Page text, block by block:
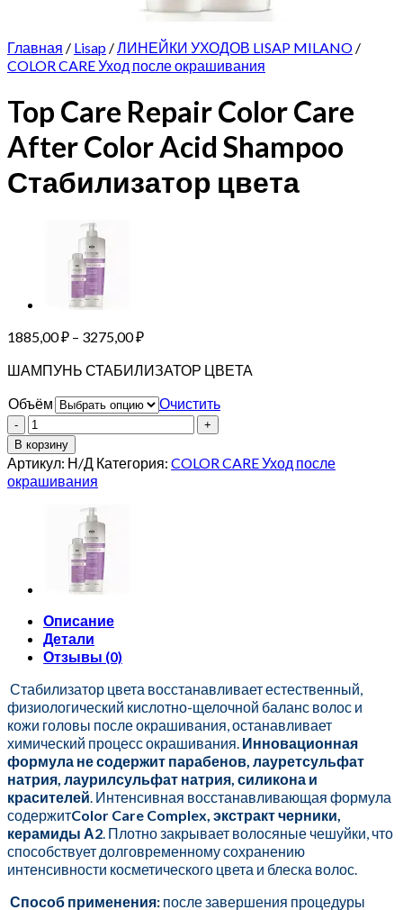
Главная / Lisap /ЛИНЕЙКИ УХОДОВ LISAP MILANO /
COLOR CARE Уход после окрашивания
Top Care Repair Color Care
After Color Acid Shampoo
Стабилизатор цвета
1885,00₽ – 3275,00₽Диапазон
1885,00 ₽
3275,00 ₽
ШАМПУНЬ СТАБИЛИЗАТОР ЦВЕТА
Объём
Очистить
Количество
товара
Top
Care
Repair
Shampoo
Стабилизатор
цвета
В корзину
Артикул: Н/Д Категория: COLOR CARE Уход после
окрашивания
Описание
Детали
Отзывы (0)
Стабилизатор цвета восстанавливает естественный,
физиологический кислотно-щелочной баланс волос и
кожи головы после окрашивания, останавливает
химический процесс окрашивания. Инновационная
формула не содержит парабенов, лауретсульфат
натрия, лаурилсульфат натрия, силикона и
красителей. Интенсивная восстанавливающая формула
содержитColor Care Complex, экстракт черники,
керамиды А2. Плотно закрывает волосяные чешуйки, что
способствует долговременному сохранению
интенсивности косметического цвета и блеска волос.
Способ применения: после завершения процедуры